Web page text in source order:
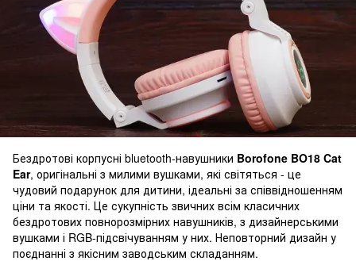
Бездротові корпусні bluetooth-навушники Borofone BO18 Cat
Ear, оригінальні з милими вушками, які світяться - це
чудовий подарунок для дитини, ідеальні за співвідношенням
ціни та якості. Це сукупність звичних всім класичних
бездротових повнорозмірних навушників, з дизайнерськими
вушками і RGB-підсвічуванням у них. Неповторний дизайн у
поєднанні з якісним заводським складанням.